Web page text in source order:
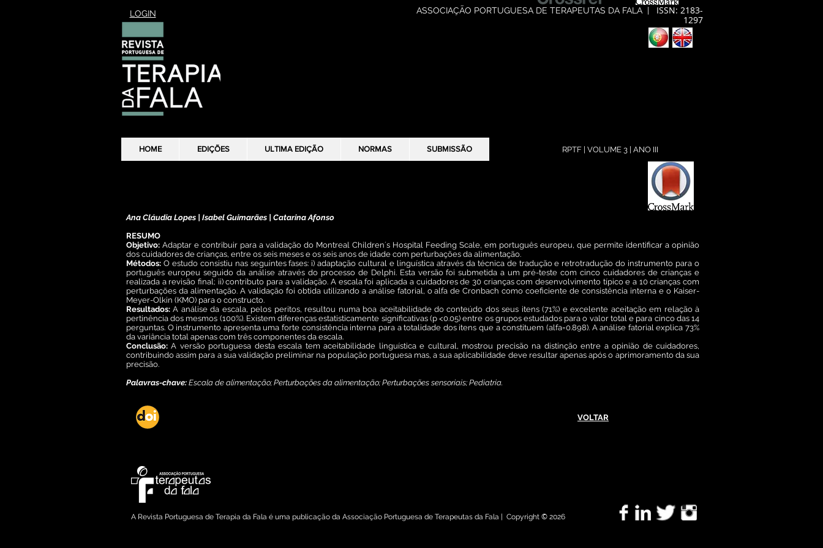
HOME EDIÇÕES ULTIMA EDIÇÃO NORMAS SUBMISSÃO RPTF | VOLUME 3 | ANO III
Ana Cláudia Lopes | Isabel Guimarães | Catarina Afonso
RESUMO
Objetivo: Adaptar e contribuir para a validação do Montreal Children´s Hospital Feeding Scale, em português europeu, que permite identificar a opinião
dos cuidadores de crianças, entre os seis meses e os seis anos de idade com perturbações da alimentação.
Métodos: O estudo consistiu nas seguintes fases: i) adaptação cultural e linguística através da técnica de tradução e retrotradução do instrumento para o
português europeu seguido da análise através do processo de Delphi. Esta versão foi submetida a um pré-teste com cinco cuidadores de crianças e
realizada a revisão final; ii) contributo para a validação. A escala foi aplicada a cuidadores de 30 crianças com desenvolvimento típico e a 10 crianças com
perturbações da alimentação. A validação foi obtida utilizando a análise fatorial, o alfa de Cronbach como coeficiente de consistência interna e o Kaiser-
Meyer-Olkin (KMO) para o constructo.
Resultados: A análise da escala, pelos peritos, resultou numa boa aceitabilidade do conteúdo dos seus itens (71%) e excelente aceitação em relação à
pertinência dos mesmos (100%). Existem diferenças estatisticamente significativas (p <0.05) entre os grupos estudados para o valor total e para cinco das 14
perguntas. O instrumento apresenta uma forte consistência interna para a totalidade dos itens que a constituem (alfa=0.898). A análise fatorial explica 73%
da variância total apenas com três componentes da escala.
Conclusão: A versão portuguesa desta escala tem aceitabilidade linguística e cultural, mostrou precisão na distinção entre a opinião de cuidadores,
contribuindo assim para a sua validação preliminar na população portuguesa mas, a sua aplicabilidade deve resultar apenas após o aprimoramento da sua
precisão.
Palavras-chave: Escala de alimentação; Perturbações da alimentação; Perturbações sensoriais; Pediatria.
VOLTAR
ASSOCIAÇÃO PORTUGUESA DE TERAPEUTAS DA FALA | ISSN: 2183-
1297
LOGIN
HOME EDIÇÕES ULTIMA EDIÇÃO NORMAS SUBMISSÃO
A Revista Portuguesa de Terapia da Fala é uma publicação da Associação Portuguesa de Terapeutas da Fala | Copyright © 2026